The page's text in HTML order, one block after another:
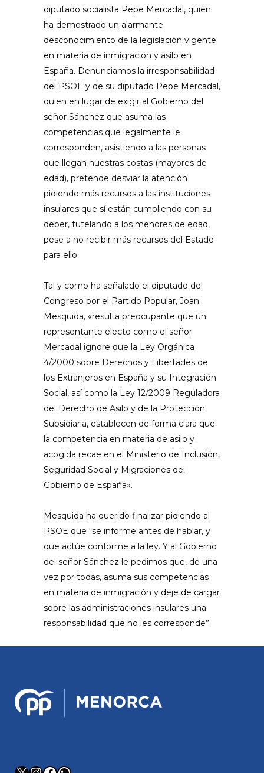
diputado socialista Pepe Mercadal, quien
ha demostrado un alarmante
desconocimiento de la legislación vigente
en materia de inmigración y asilo en
España. Denunciamos la irresponsabilidad
del PSOE y de su diputado Pepe Mercadal,
quien en lugar de exigir al Gobierno del
señor Sánchez que asuma las
competencias que legalmente le
corresponden, asistiendo a las personas
que llegan nuestras costas (mayores de
edad), pretende desviar la atención
pidiendo más recursos a las instituciones
insulares que sí están cumpliendo con su
deber, tutelando a los menores de edad,
pese a no recibir más recursos del Estado
para ello.
Tal y como ha señalado el diputado del
Congreso por el Partido Popular, Joan
Mesquida, «resulta preocupante que un
representante electo como el señor
Mercadal ignore que la Ley Orgánica
4/2000 sobre Derechos y Libertades de
los Extranjeros en España y su Integración
Social, así como la Ley 12/2009 Reguladora
del Derecho de Asilo y de la Protección
Subsidiaria, establecen de forma clara que
la competencia en materia de asilo y
acogida recae en el Ministerio de Inclusión,
Seguridad Social y Migraciones del
Gobierno de España».
Mesquida ha querido finalizar pidiendo al
PSOE que “se informe antes de hablar, y
que actúe conforme a la ley. Y al Gobierno
del señor Sánchez le pedimos que, de una
vez por todas, asuma sus competencias
en materia de inmigración y deje de cargar
sobre las administraciones insulares una
responsabilidad que no les corresponde”.